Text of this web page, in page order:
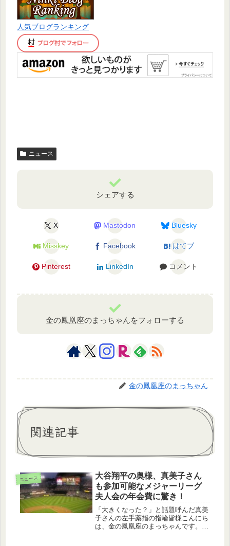
人気ブログランキング
ニュース
シェアする
X Mastodon Bluesky
Misskey Facebook はてブ
Pinterest LinkedIn コメント
金の鳳凰座のまっちゃんをフォローする
金の鳳凰座のまっちゃん
関連記事
ニュース
大谷翔平の奥様、真美子さん
も参加可能なメジャーリーグ
夫人会の年会費に驚き！
「大きくなった？」と話題呼んだ真美
子さんの左手薬指の指輪皆様こんにち
は、金の鳳凰座のまっちゃんです。今